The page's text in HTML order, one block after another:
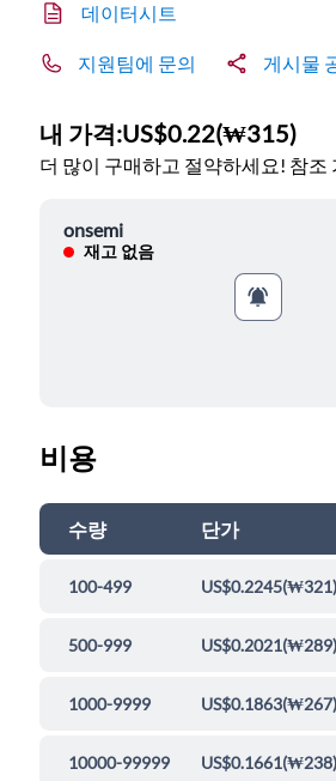
데이터시트
지원팀에 문의 게시물
내 가격:US$0.22(₩315)
더 많이 구매하고 절약하세요! 참조
onsemi
재고 없음
비용
수량 단가
100-499 US$0.2245(₩321)
500-999 US$0.2021(₩289)
1000-9999 US$0.1863(₩267)
10000-99999 US$0.1661(₩238)